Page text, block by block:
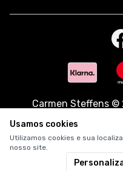
Carmen Steffens©
Usamos cookies
Utilizamos cookies e sua
nosso site.